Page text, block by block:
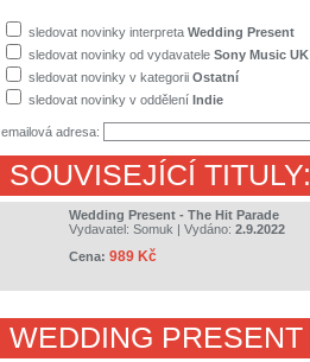
sledovat novinky interpreta Wedding Present
sledovat novinky od vydavatele Sony Music UK
sledovat novinky v kategorii Ostatní
sledovat novinky v oddělení Indie
emailová adresa:
SOUVISEJÍCÍ TITULY:
Wedding Present - The Hit Parade
Vydavatel: Somuk | Vydáno: 2.9.2022
Cena: 989 Kč
WEDDING PRESENT